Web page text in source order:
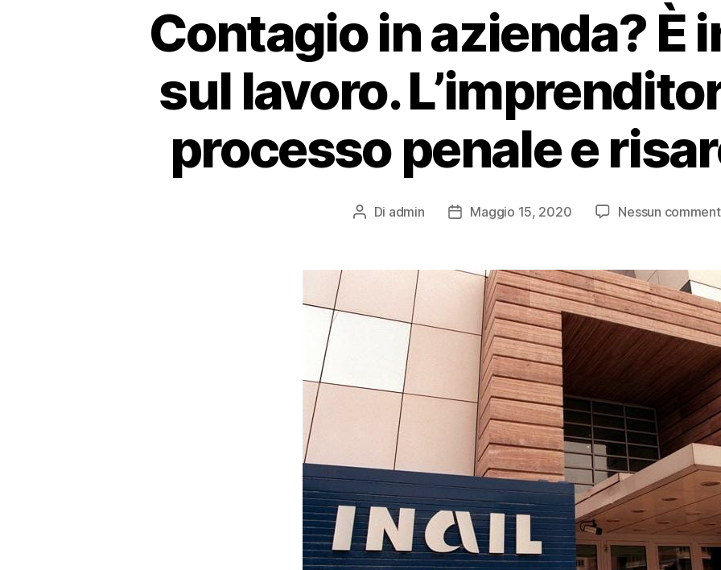
Contagio in azienda? È
sul lavoro.
processo penale e
Autore
Di admin
DataMaggio 15, 2020 Nessun